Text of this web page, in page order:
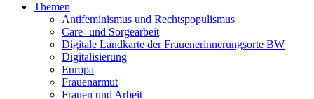
Themen
Antifeminismus und Rechtspopulismus
Care- und Sorgearbeit
Digitale Landkarte der Frauenerinnerungsorte BW
Digitalisierung
Europa
Frauenarmut
Frauen und Arbeit